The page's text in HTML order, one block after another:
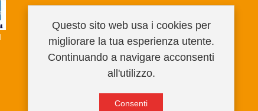
Questo sito web usa i cookies per
migliorare la tua esperienza utente.
Continuando a navigare acconsenti
all'utilizzo.
Consenti